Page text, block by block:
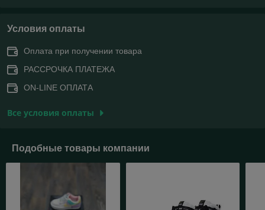
Условия оплаты
Оплата при получении товара
РАССРОЧКА ПЛАТЕЖА
ON-LINE ОПЛАТА
Все условия оплаты
Подобные товары компании